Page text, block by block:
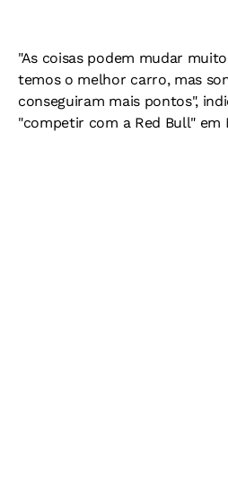
"As coisas podem mudar
temos o melhor carro, mas
conseguiram mais pontos",
"competir com a Red Bull" em